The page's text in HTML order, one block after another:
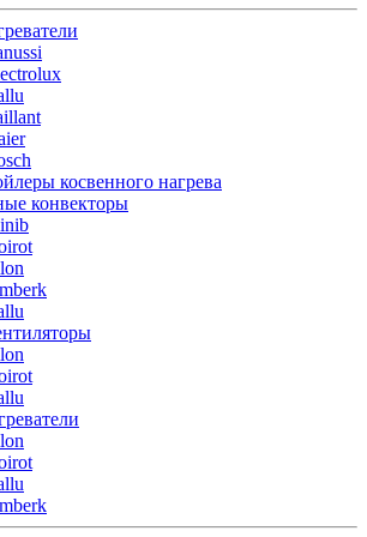
косвенного нагрева
конвекторы